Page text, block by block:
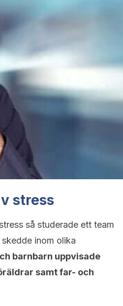
stress
så studerade ett team
inom olika
barnbarn uppvisade
samt far- och